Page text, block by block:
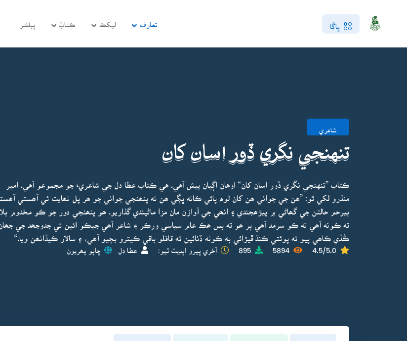
ڀاڱا تعارف ليکڪ ڪِتابَ پبلشر
شاعري
تنهنجي نگري ڏور اسان کان
ڪتاب ”تنهنجي نگري ڏور اسان کان“ اوهان اڳيان پيش آهي. هي ڪتاب عطا دل جي شاعريءَ جو مجموعو آهي. امير
منڌرو لکي ٿو: ”ھن جي جواني ھن کان لوھ پائي ڪانه ڀڳي ھن ته پنھنجي جواني جو ھر پل نھايت ئي آھستي
بيرحم حالتن جي گھاڻي ۾ پيڙھجندي ۽ انھي جي آوازن مان مزا ماڻيندي گذاريو. ھو پنھنجي دور جو ڪو مخدوم
ته ڪونه آھي نه ڪو سرمد آھي پر ھو ته بس ھڪ عام سياسي ورڪر ۽ شاعر آھي جيڪو ائين ئي جدوجھد جي
ڪُڏي ڪاھي پيو ته پوئتي ڪنڌ ڦيڙائي به ڪونه ڏٺائين ته قافلو باقي ڪيترو بچيو آھي، ۽ سالار ڪيڏانھن ويا.“
4.5/5.0
5894
895 آخري ڀيرو اپڊيٽ ٿيو: عطا دل ڇاپو پھريون